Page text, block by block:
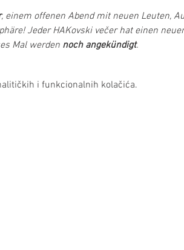
, einem offenen Abend mit neuen Leuten,
Jeder HAKovski večer hat einen
Mal werden noch angekündigt.
i funkcionalnih kolačića.